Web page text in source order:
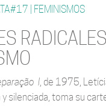
| FEMINISMOS
I, de 1975,
silenciada, toma su